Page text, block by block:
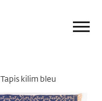
Tapis kilim bleu